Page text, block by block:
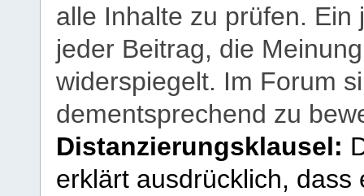
alle Inhalte zu prüfen.
jeder Beitrag, die
widerspiegelt. Im Forum
dementsprechend zu
Distanzierungsklausel:
erklärt ausdrücklich,